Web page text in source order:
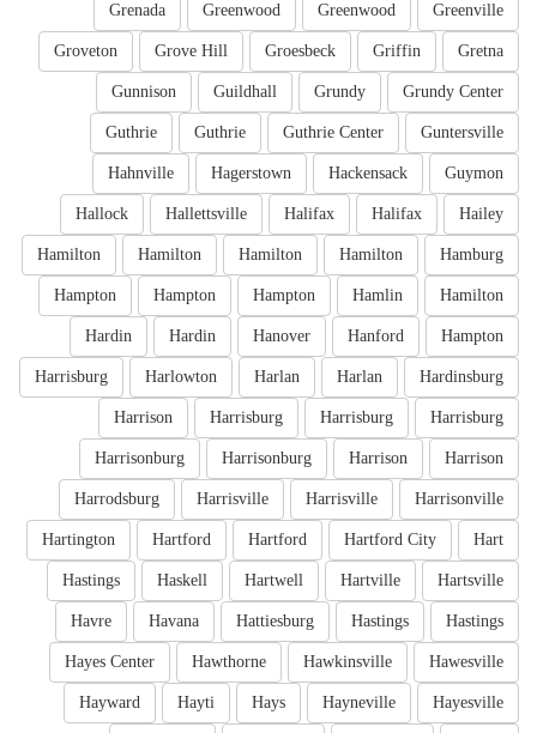
Greenville
Greenwood
Greenwood
Grenada
Gretna
Griffin
Groesbeck
Grove Hill
Groveton
Grundy Center
Grundy
Guildhall
Gunnison
Guntersville
Guthrie Center
Guthrie
Guthrie
Guymon
Hackensack
Hagerstown
Hahnville
Hailey
Halifax
Halifax
Hallettsville
Hallock
Hamburg
Hamilton
Hamilton
Hamilton
Hamilton
Hamilton
Hamlin
Hampton
Hampton
Hampton
Hampton
Hanford
Hanover
Hardin
Hardin
Hardinsburg
Harlan
Harlan
Harlowton
Harrisburg
Harrisburg
Harrisburg
Harrisburg
Harrison
Harrison
Harrison
Harrisonburg
Harrisonburg
Harrisonville
Harrisville
Harrisville
Harrodsburg
Hart
Hartford City
Hartford
Hartford
Hartington
Hartsville
Hartville
Hartwell
Haskell
Hastings
Hastings
Hastings
Hattiesburg
Havana
Havre
Hawesville
Hawkinsville
Hawthorne
Hayes Center
Hayesville
Hayneville
Hays
Hayti
Hayward